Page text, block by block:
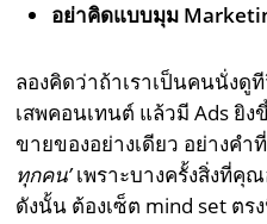
อย่าคิดแบบมุม
ลองคิดว่าถ้าเราเป็นคนนั่ง
เสพคอนเทนต์ แล้วมี Ads ยิ
ขายของอย่างเดียว อย่างคำ
ทุกคน’เพราะบางครั้งสิ่งที่คุ
ดังนั้น ต้องเซ็ต mind set ตร